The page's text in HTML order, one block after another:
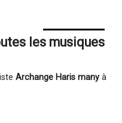
les musiques
Archange Haris manyà